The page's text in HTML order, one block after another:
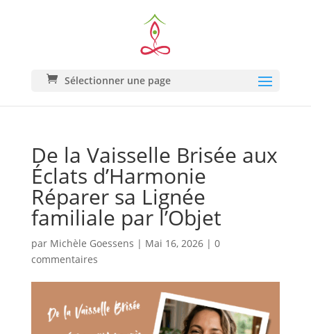
Sélectionner une page
De la Vaisselle Brisée aux
Éclats d’Harmonie
Réparer sa Lignée
familiale par l’Objet
par Michèle Goessens | Mai 16, 2026| 0
commentaires